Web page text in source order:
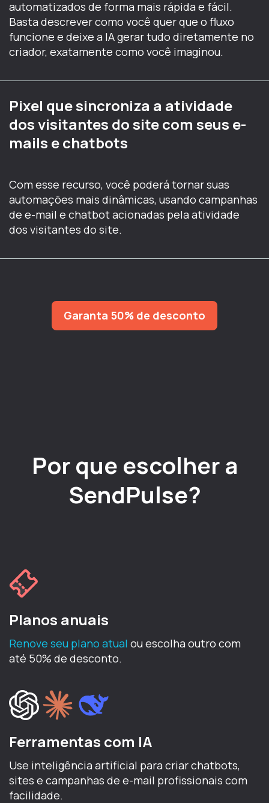
automatizados de forma mais rápida e fácil.
Basta descrever como você quer que o fluxo
funcione e deixe a IA gerar tudo diretamente no
criador, exatamente como você imaginou.
Pixel que sincroniza a atividade
dos visitantes do site com seus e-
mails e chatbots
Com esse recurso, você poderá tornar suas
automações mais dinâmicas, usando campanhas
de e-mail e chatbot acionadas pela atividade
dos visitantes do site.
Garanta 50% de desconto
Por que escolher a
SendPulse?
Planos anuais
Renove seu plano atual ou escolha outro com
até 50% de desconto.
Ferramentas com IA
Use inteligência artificial para criar chatbots,
sites e campanhas de e-mail profissionais com
facilidade.